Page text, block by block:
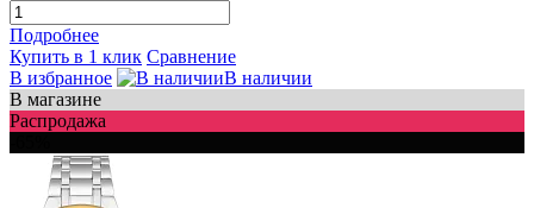
Подробнее
Купить в 1 клик Сравнение
В избранное
В наличии
В магазине
Распродажа